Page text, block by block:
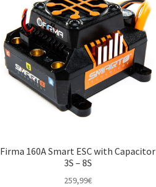
Firma 160A Smart ESC with Capacitor
3S – 8S
259,99€